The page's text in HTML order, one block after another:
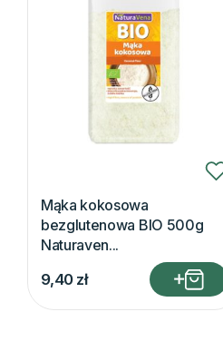
Mąka kokosowa
bezglutenowa BIO 500g
Naturaven...
9,40 zł